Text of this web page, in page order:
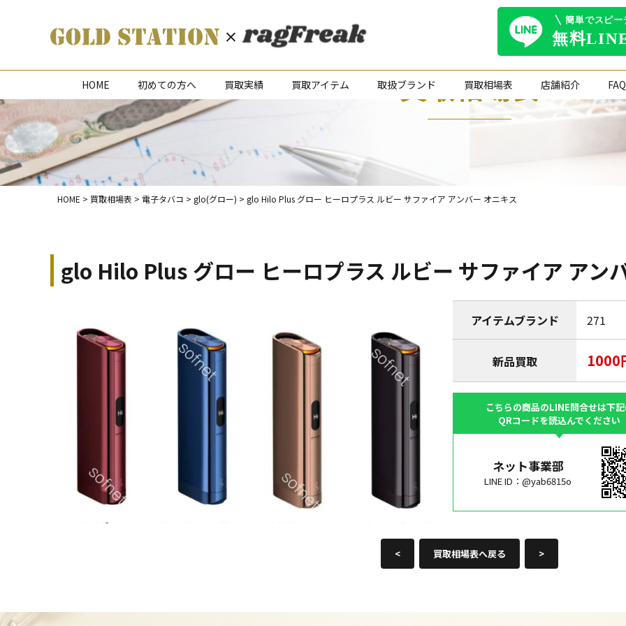
HOME 初めての方へ 買取実績 買取アイテム 取扱ブランド 買取相場表 店舗紹介 FAQ
買取相場表
HOME > 買取相場表 > 電子タバコ > glo(グロー) > glo Hilo Plus グロー ヒーロプラス ルビー サファイア アンバー オニキス
glo Hilo Plus グロー ヒーロプラス ルビー サファイア アン
アイテムブランド 271
新品買取 1000
こちらの商品のLINE問合せは下
QRコードを読込んでください
ネット事業部
LINE ID：@yab6815o
< 買取相場表へ戻る >